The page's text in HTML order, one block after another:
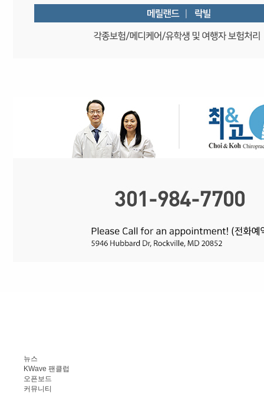
뉴스
KWave 팬클럽
오픈보드
커뮤니티